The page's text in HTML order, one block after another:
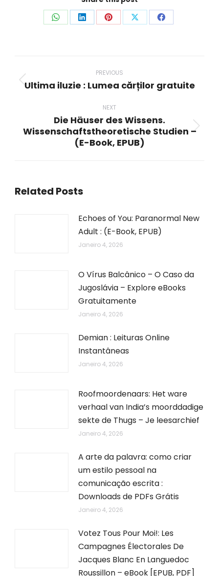
Share Share Share Share Share
navigation
PREVIOUS
Previous
Ultima iluzie : Lumea cărților gratuite
NEXT
Next
post:
Die Häuser des Wissens.
Wissenschaftstheoretische Studien –
(E-Book, EPUB)
Related Posts
Echoes of You: Paranormal New
Adult : (E-Book, EPUB)
Janeiro 4, 2026
O Vírus Balcânico – O Caso da
Jugoslávia – Explore eBooks
Gratuitamente
Janeiro 4, 2026
Demian : Leituras Online
Instantâneas
Janeiro 4, 2026
Roofmoordenaars: Het ware
verhaal van India’s moorddadige
sekte de Thugs – Je leesarchief
Janeiro 4, 2026
A arte da palavra: como criar
um estilo pessoal na
comunicação escrita :
Downloads de PDFs Grátis
Janeiro 4, 2026
Votez Tous Pour Moi!: Les
Campagnes Électorales De
Jacques Blanc En Languedoc
Roussillon – eBook [EPUB, PDF]